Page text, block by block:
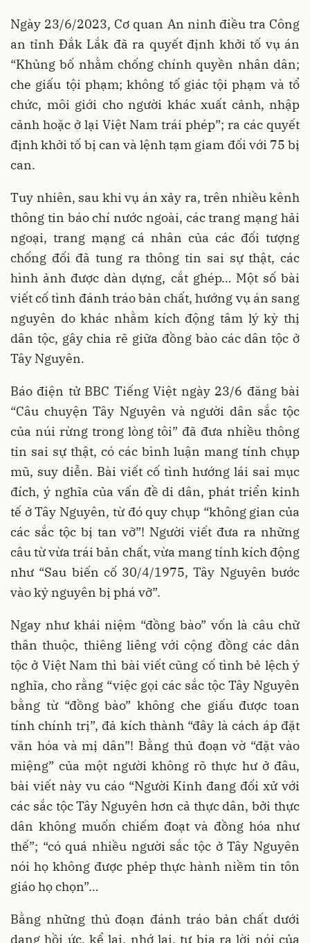
Ngày 23/6/2023, Cơ quan An ninh điều tra Công
an tỉnh Đắk Lắk đã ra quyết định khởi tố vụ án
“Khủng bố nhằm chống chính quyền nhân dân;
che giấu tội phạm; không tố giác tội phạm và tổ
chức, môi giới cho người khác xuất cảnh, nhập
cảnh hoặc ở lại Việt Nam trái phép”; ra các quyết
định khởi tố bị can và lệnh tạm giam đối với 75 bị
can.
Tuy nhiên, sau khi vụ án xảy ra, trên nhiều kênh
thông tin báo chí nước ngoài, các trang mạng hải
ngoại, trang mạng cá nhân của các đối tượng
chống đối đã tung ra thông tin sai sự thật, các
hình ảnh được dàn dựng, cắt ghép… Một số bài
viết cố tình đánh tráo bản chất, hướng vụ án sang
nguyên do khác nhằm kích động tâm lý kỳ thị
dân tộc, gây chia rẽ giữa đồng bào các dân tộc ở
Tây Nguyên.
Báo điện tử BBC Tiếng Việt ngày 23/6 đăng bài
“Câu chuyện Tây Nguyên và người dân sắc tộc
của núi rừng trong lòng tôi” đã đưa nhiều thông
tin sai sự thật, có các bình luận mang tính chụp
mũ, suy diễn. Bài viết cố tình hướng lái sai mục
đích, ý nghĩa của vấn đề di dân, phát triển kinh
tế ở Tây Nguyên, từ đó quy chụp “không gian của
các sắc tộc bị tan vỡ”! Người viết đưa ra những
câu từ vừa trái bản chất, vừa mang tính kích động
như “Sau biến cố 30/4/1975, Tây Nguyên bước
vào kỷ nguyên bị phá vỡ”.
Ngay như khái niệm “đồng bào” vốn là câu chữ
thân thuộc, thiêng liêng với cộng đồng các dân
tộc ở Việt Nam thì bài viết cũng cố tình bẻ lệch ý
nghĩa, cho rằng “việc gọi các sắc tộc Tây Nguyên
bằng từ “đồng bào” không che giấu được toan
tính chính trị”, đả kích thành “đây là cách áp đặt
văn hóa và mị dân”! Bằng thủ đoạn vờ “đặt vào
miệng” của một người không rõ thực hư ở đâu,
bài viết này vu cáo “Người Kinh đang đối xử với
các sắc tộc Tây Nguyên hơn cả thực dân, bởi thực
dân không muốn chiếm đoạt và đồng hóa như
thế”; “có quá nhiều người sắc tộc ở Tây Nguyên
nói họ không được phép thực hành niềm tin tôn
giáo họ chọn”…
Bằng những thủ đoạn đánh tráo bản chất dưới
dạng hồi ức, kể lại, nhớ lại, tự bịa ra lời nói của